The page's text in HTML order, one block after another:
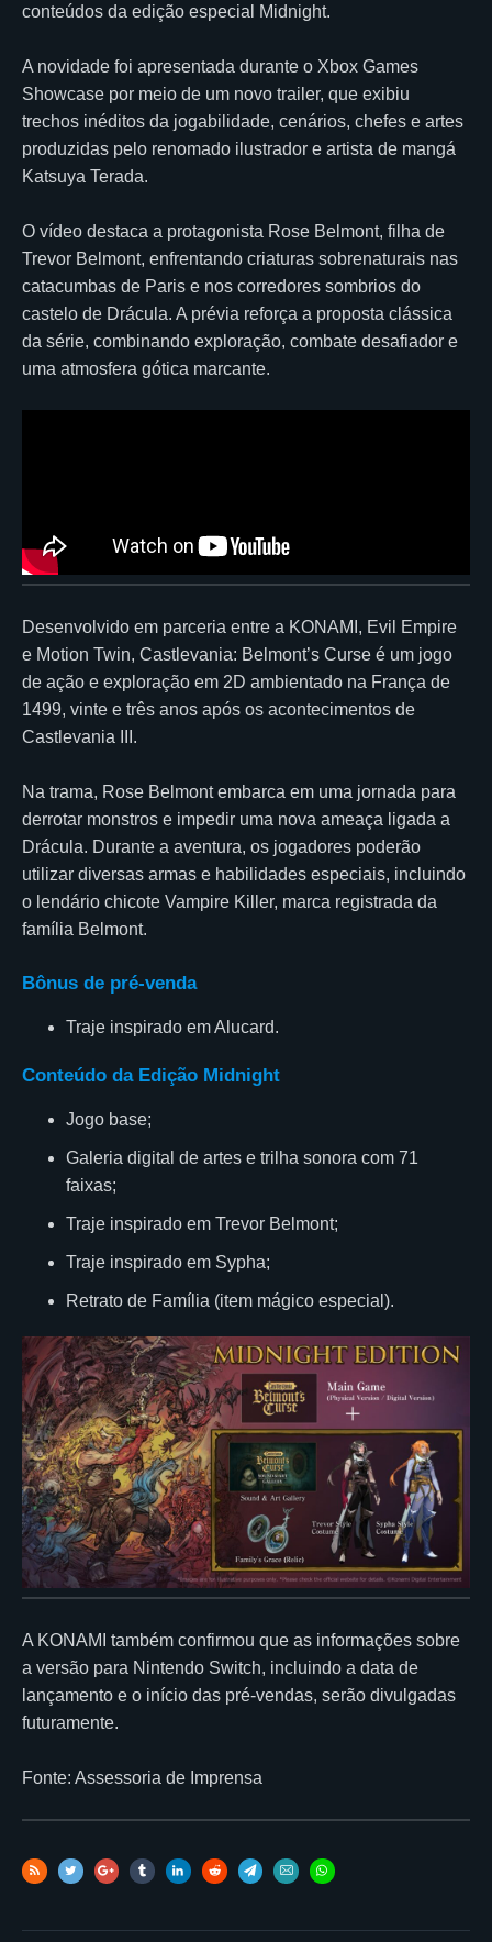
conteúdos da edição especial Midnight.
A novidade foi apresentada durante o Xbox Games
Showcase por meio de um novo trailer, que exibiu
trechos inéditos da jogabilidade, cenários, chefes e artes
produzidas pelo renomado ilustrador e artista de mangá
Katsuya Terada.
O vídeo destaca a protagonista Rose Belmont, filha de
Trevor Belmont, enfrentando criaturas sobrenaturais nas
catacumbas de Paris e nos corredores sombrios do
castelo de Drácula. A prévia reforça a proposta clássica
da série, combinando exploração, combate desafiador e
uma atmosfera gótica marcante.
Desenvolvido em parceria entre a KONAMI, Evil Empire
e Motion Twin, Castlevania: Belmont’s Curse é um jogo
de ação e exploração em 2D ambientado na França de
1499, vinte e três anos após os acontecimentos de
Castlevania III.
Na trama, Rose Belmont embarca em uma jornada para
derrotar monstros e impedir uma nova ameaça ligada a
Drácula. Durante a aventura, os jogadores poderão
utilizar diversas armas e habilidades especiais, incluindo
o lendário chicote Vampire Killer, marca registrada da
família Belmont.
Bônus de pré-venda
Traje inspirado em Alucard.
Conteúdo da Edição Midnight
Jogo base;
Galeria digital de artes e trilha sonora com 71
faixas;
Traje inspirado em Trevor Belmont;
Traje inspirado em Sypha;
Retrato de Família (item mágico especial).
A KONAMI também confirmou que as informações sobre
a versão para Nintendo Switch, incluindo a data de
lançamento e o início das pré-vendas, serão divulgadas
futuramente.
Fonte: Assessoria de Imprensa